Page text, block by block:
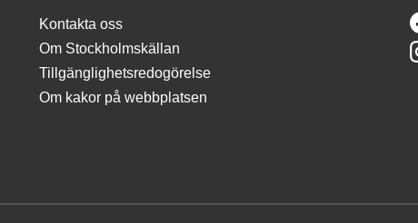
Kontakta oss
Om Stockholmskällan
Tillgänglighetsredogörelse
Om kakor på webbplatsen